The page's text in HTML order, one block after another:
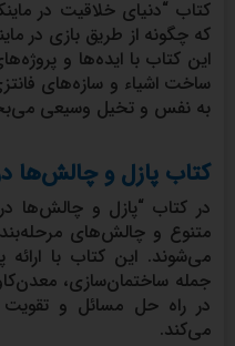
کتاب “دنیای خلاقیت در
که چگونه از طریق بازی در
این کتاب با ایده‌ها و
ساخت اشیاء و سازه‌های
به نفس و تخیل وسیعی
کتاب پازل و چالش‌ها
در کتاب “پازل و چالش‌ها در
متنوع و چالش‌های
می‌شوند. این کتاب با
جمله ساختمان‌سازی،
در راه حل مسائل و
می‌کند.